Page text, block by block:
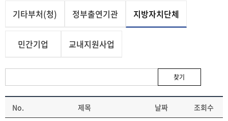
기타부처(청) 정부출연기관 지방자치단체
민간기업 교내지원사업
찾기
No. 제목 날짜 조회수